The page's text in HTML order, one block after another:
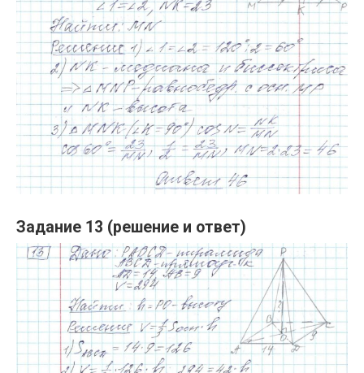
Задание 13 (решение и ответ)